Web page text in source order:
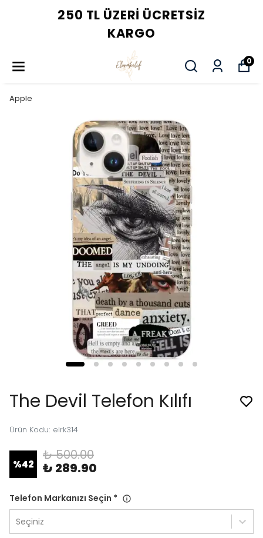
250 TL ÜZERI ÜCRETSIZ
KARGO
0
Apple
The Devil Telefon Kılıfı
Ürün Kodu: elrk314
%42
₺ 500.00
₺ 289.90
Telefon Markanızı Seçin *
Seçiniz